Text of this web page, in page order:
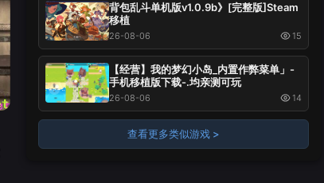
背包乱斗单机版v1.0.9b》[完整版]Steam
移植
26-08-06 15
【经营】我的梦幻小岛_内置作弊菜单」-
手机移植版下载-.均亲测可玩
26-08-06 14
查看更多类似游戏 >